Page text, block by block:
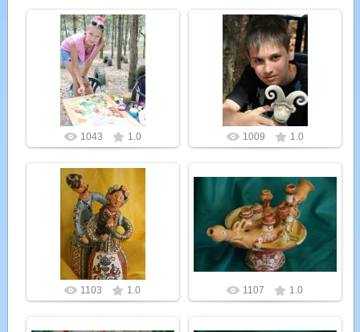
26.07.2012
Admin
1043 1.0
26.07.2012
Admin
1009 1.0
26.07.2012
Admin
1103 1.0
26.07.2012
Admin
1107 1.0